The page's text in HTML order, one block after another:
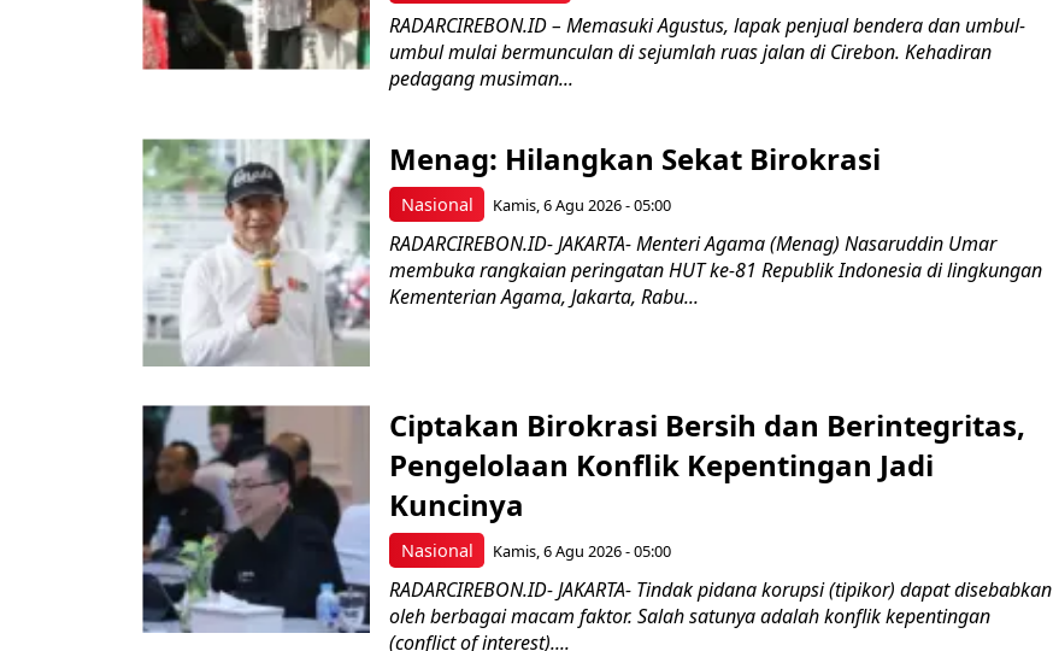
RADARCIREBON.ID – Memasuki Agustus, lapak penjual bendera dan umbul-
umbul mulai bermunculan di sejumlah ruas jalan di Cirebon. Kehadiran
pedagang musiman...
Nasional
Menag: Hilangkan Sekat Birokrasi
Kamis, 6 Agu 2026 - 05:00
RADARCIREBON.ID- JAKARTA- Menteri Agama (Menag) Nasaruddin Umar
membuka rangkaian peringatan HUT ke-81 Republik Indonesia di lingkungan
Kementerian Agama, Jakarta, Rabu...
Nasional
Ciptakan Birokrasi Bersih dan Berintegritas,
Pengelolaan Konflik Kepentingan Jadi
Kuncinya
Kamis, 6 Agu 2026 - 05:00
RADARCIREBON.ID- JAKARTA- Tindak pidana korupsi (tipikor) dapat disebabkan
oleh berbagai macam faktor. Salah satunya adalah konflik kepentingan
(conflict of interest)....